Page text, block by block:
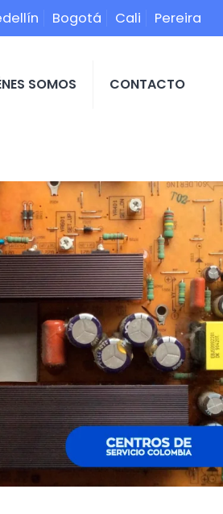
Bogotá Cali Pereira
SOMOS CONTACTO